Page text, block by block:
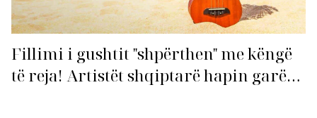
Fillimi i gushtit "shpërthen" me këngë
të reja! Artistët shqiptarë hapin garën